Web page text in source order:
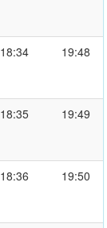
18:34 19:48
18:35 19:49
18:36 19:50